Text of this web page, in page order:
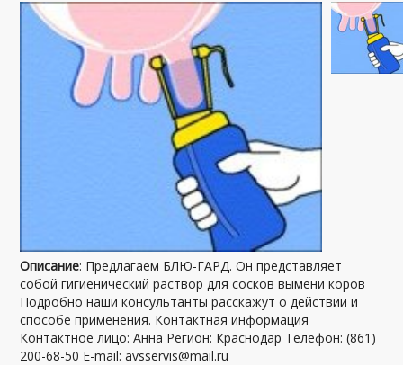
Описание: Предлагаем БЛЮ-ГАРД. Он представляет
собой гигиенический раствор для сосков вымени коров
Подробно наши консультанты расскажут о действии и
способе применения. Контактная информация
Контактное лицо: Анна Регион: Краснодар Телефон: (861)
200-68-50 E-mail: avsservis@mail.ru